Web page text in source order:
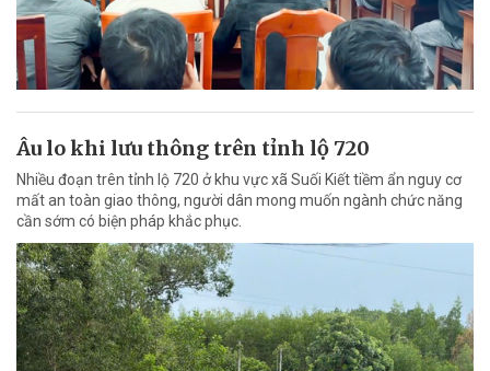
Âu lo khi lưu thông trên tỉnh lộ 720
Nhiều đoạn trên tỉnh lộ 720 ở khu vực xã Suối Kiết tiềm ẩn nguy cơ
mất an toàn giao thông, người dân mong muốn ngành chức năng
cần sớm có biện pháp khắc phục.